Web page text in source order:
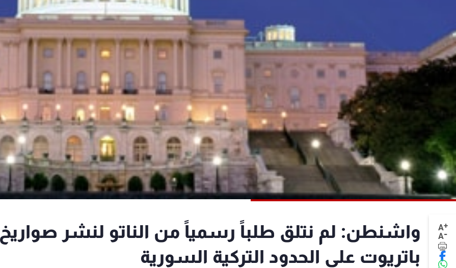
A+
A-
واشنطن: لم نتلق طلباً رسمياً من الناتو لنشر صواريخ
باتريوت على الحدود التركية السورية